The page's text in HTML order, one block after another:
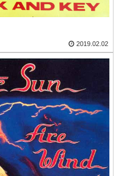
2019.02.02